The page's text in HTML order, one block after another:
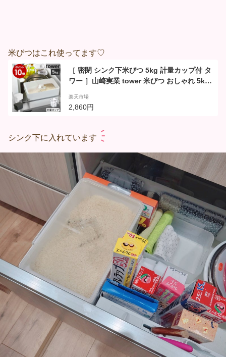
米びつはこれ使ってます♡
［ 密閉 シンク下米びつ 5kg 計量カップ付 タ
ワー ］山崎実業 tower 米びつ おしゃれ 5kg
ップ シンク下 米櫃 5キロ ライスボックス ラ
イスストッカー 野菜室 シンプル 白 黒 yamaz
楽天市場
2,860円
シンク下に入れています